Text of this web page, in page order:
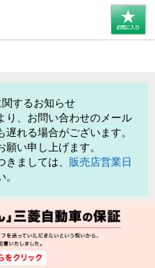
するお知らせ
り、お問い合わせのメール
れる場合がございます。
い申し上げます。
ましては、 販売店営業日